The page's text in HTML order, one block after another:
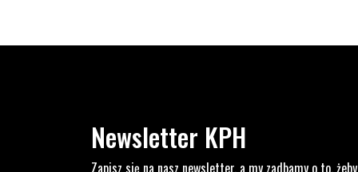
Newsletter KPH
Zapisz się na nasz newsletter, a my zadbamy o to,